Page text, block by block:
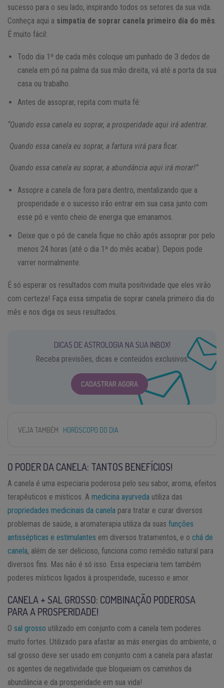
sucesso para o seu lado, inspirando todos os setores da sua vida.
Conheça aqui a simpatia de soprar canela primeiro dia do mês.
É muito fácil:
Todo dia 1º de cada mês coloque um punhado de 3 dedos de
canela em pó na palma da sua mão direita, vá até a porta da sua
casa ou trabalho.
Antes de assoprar, repita com muita fé:
“Quando essa canela eu soprar, a prosperidade aqui irá adentrar.
Quando essa canela eu soprar, a fartura virá para ficar.
Quando essa canela eu soprar, a abundância aqui irá morar!”
Assopre a canela de fora para dentro, mentalizando que a
prosperidade e o sucesso irão entrar em sua casa junto com
esse pó e vento cheio de energia que emanamos.
Deixe que o pó de canela fique no chão após assoprar por pelo
menos 24 horas (até o dia 1º do mês acabar). Depois pode
varrer normalmente.
É só esperar os resultados com muita positividade que eles virão
com certeza! Faça essa simpatia de soprar canela primeiro dia do
mês e nos diga os seus resultados.
DICAS DE ASTROLOGIA NA SUA INBOX!
Receba previsões, dicas e conteúdos exclusivos.
CADASTRAR AGORA
VEJA TAMBÉM HORÓSCOPO DO DIA
O PODER DA CANELA: TANTOS BENEFÍCIOS!
A canela é uma especiaria poderosa pelo seu sabor, aroma, efeitos
terapêuticos e místicos. A medicina ayurveda utiliza das
propriedades medicinais da canela para tratar e curar diversos
problemas de saúde, a aromaterapia utiliza da suas funções
antissépticas e estimulantes em diversos tratamentos, e o chá de
canela, além de ser delicioso, funciona como remédio natural para
diversos fins. Mas não é só isso. Essa especiaria tem também
poderes místicos ligados à prosperidade, sucesso e amor.
CANELA + SAL GROSSO: COMBINAÇÃO PODEROSA
PARA A PROSPERIDADE!
O sal grosso utilizado em conjunto com a canela tem poderes
muito fortes. Utilizado para afastar as más energias do ambiente, o
sal grosso deve ser usado em conjunto com a canela para afastar
os agentes de negatividade que bloqueiam os caminhos da
abundância e da prosperidade em sua vida!